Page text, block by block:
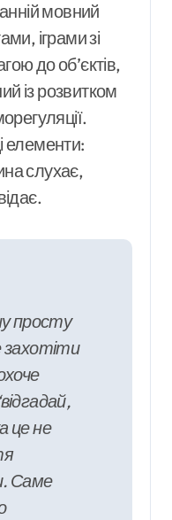
мовний
іграми зі
до об’єктів,
із розвитком
елементи:
слухає,
просту
захотіти
це не
Саме